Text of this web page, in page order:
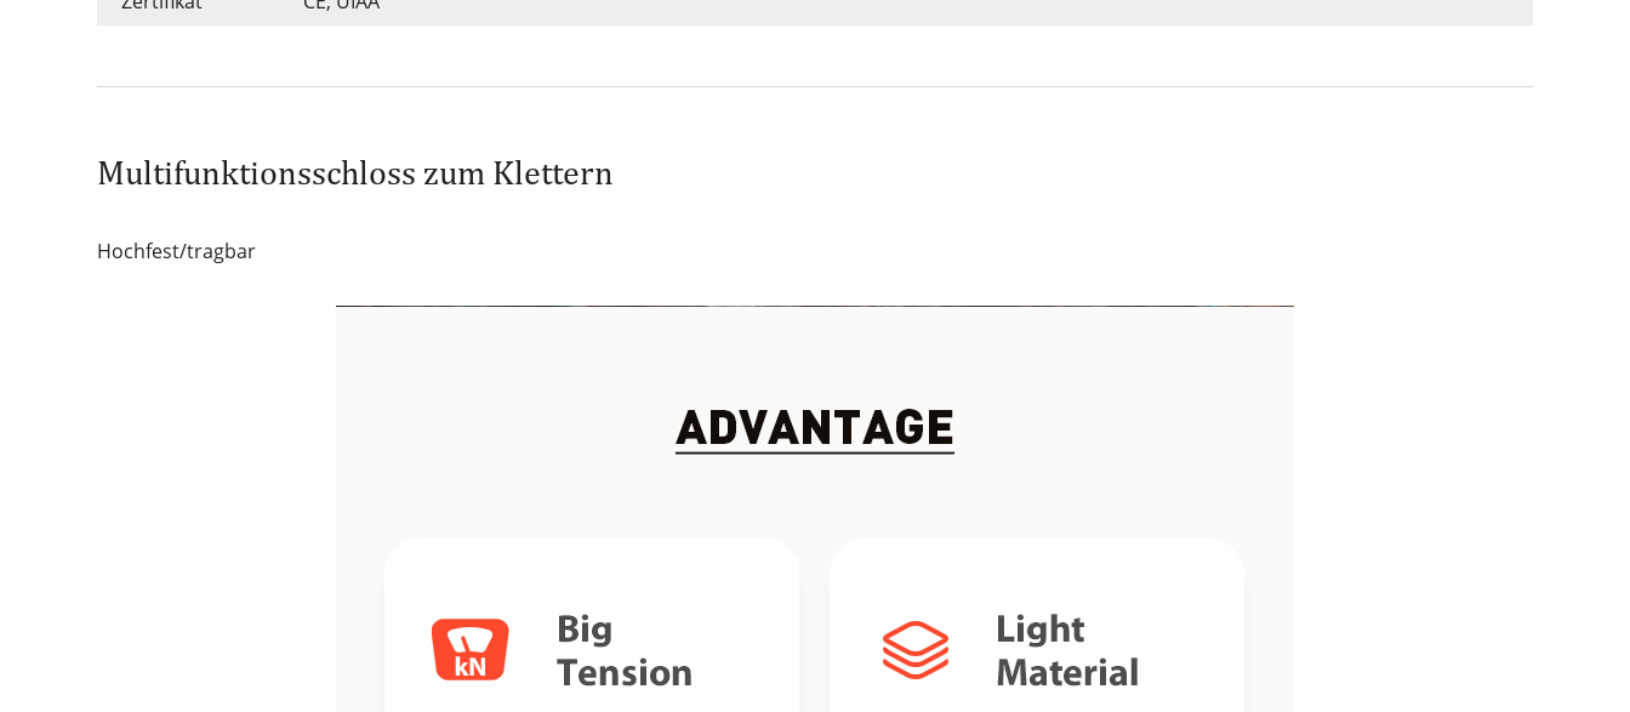
Multifunktionsschloss zum Klettern
Hochfest/tragbar